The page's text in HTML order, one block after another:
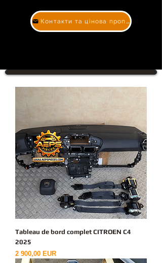
Контакти та цінова пропозиція
Tableau de bord complet CITROEN C4
2025
Ціна
2 900,00 EUR